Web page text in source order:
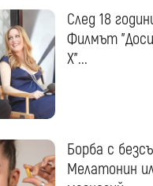
След 18
Филмът
Х"...
Борба с
Мелатонин